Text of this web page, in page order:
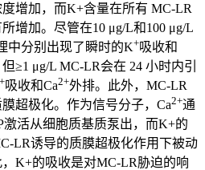
增加，而K+含量在所有 MC-LR
增加。尽管在10 μg/L和100 μg/L
中分别出现了瞬时的K+吸收和
≥1 μg/L MC-LR会在 24 小时内引
+吸收和Ca2+外排。此外，MC-LR
超极化。作为信号分子，Ca2+通
激活从细胞质基质泵出，而K+的
LR诱导的质膜超极化作用下被动
K+的吸收是对MC-LR胁迫的响